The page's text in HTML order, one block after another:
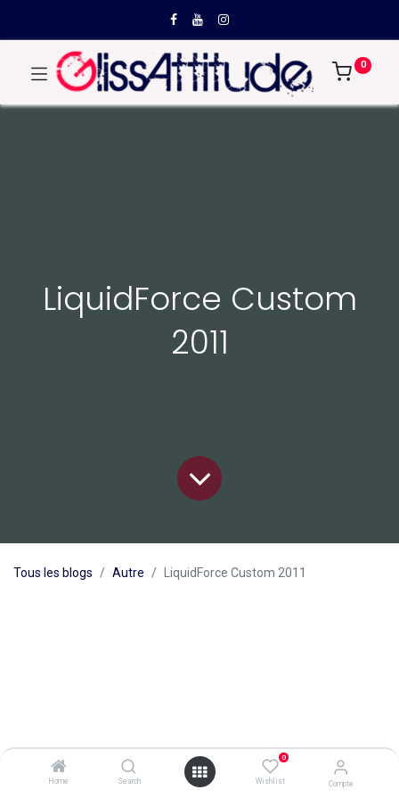
Home Search
0
Wishlist Compte
0
LiquidForce Custom
2011
Tous les blogs Autre LiquidForce Custom 2011